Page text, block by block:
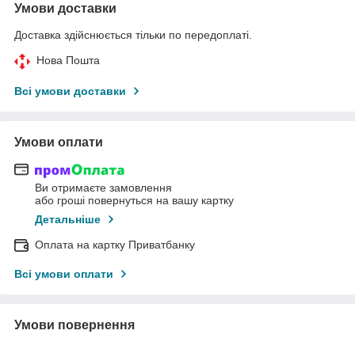
Умови доставки
Доставка здійснюється тільки по передоплаті.
Нова Пошта
Всі умови доставки
Умови оплати
Ви отримаєте замовлення
або гроші повернуться на вашу картку
Детальніше
Оплата на картку Приватбанку
Всі умови оплати
Умови повернення